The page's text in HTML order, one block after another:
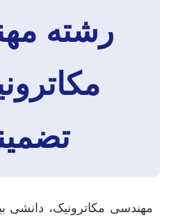
رشته
مهندسی مکاترونیک، دانشی